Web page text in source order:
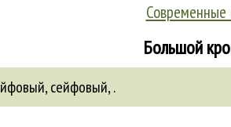
Большой
,сейфовый,.